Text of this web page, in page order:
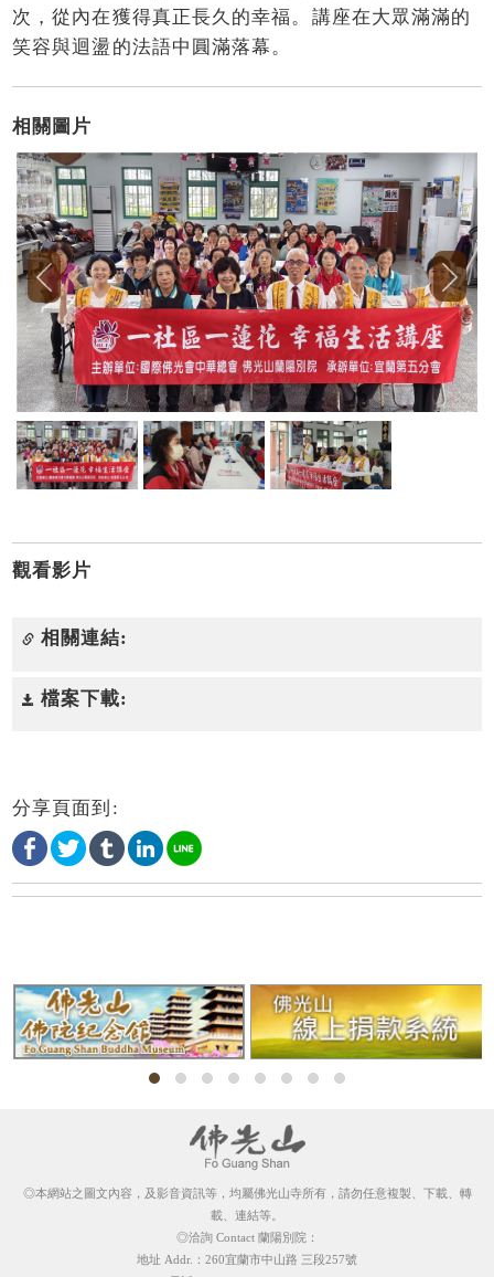
次，從內在獲得真正長久的幸福。講座在大眾滿滿的
笑容與迴盪的法語中圓滿落幕。
相關圖片
觀看影片
相關連結:
檔案下載:
分享頁面到:
◎本網站之圖文內容，及影音資訊等，均屬佛光山寺所有，請勿任意複製、下載、轉
載、連結等。
◎洽詢 Contact 蘭陽別院：
地址 Addr.：260宜蘭市中山路 三段257號